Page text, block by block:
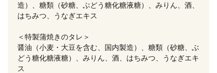
造）、糖類（砂糖、ぶどう糖化糖液糖）、みりん、酒、
はちみつ、うなぎエキス
＜特製蒲焼きのタレ＞
醤油（小麦・大豆を含む、国内製造）、糖類（砂糖、ぶ
どう糖化糖液糖）、みりん、酒、はちみつ、うなぎエキ
ス